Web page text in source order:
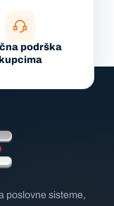
podrška
poslovne sisteme,